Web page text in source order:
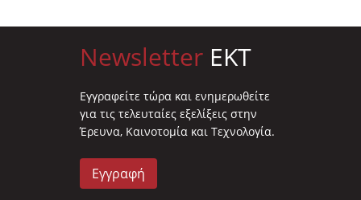
Newsletter EKT
Eγγραφείτε τώρα και ενημερωθείτε
για τις τελευταίες εξελίξεις στην
Έρευνα, Καινοτομία και Τεχνολογία.
Εγγραφή